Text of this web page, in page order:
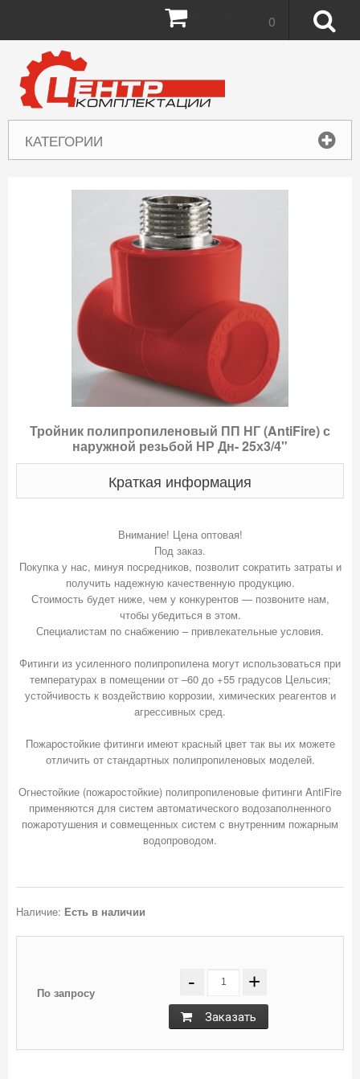
КАТЕГОРИИ
0
Тройник полипропиленовый ПП НГ (AntiFire) с
наружной резьбой НР Дн- 25х3/4"
Краткая информация
Внимание! Цена оптовая!
Под заказ.
Покупка у нас, минуя посредников, позволит сократить затраты и
получить надежную качественную продукцию.
Стоимость будет ниже, чем у конкурентов — позвоните нам,
чтобы убедиться в этом.
Специалистам по снабжению – привлекательные условия.
Фитинги из усиленного полипропилена могут использоваться при
температурах в помещении от –60 до +55 градусов Цельсия;
устойчивость к воздействию коррозии, химических реагентов и
агрессивных сред.
Пожаростойкие фитинги имеют красный цвет так вы их можете
отличить от стандартных полипропиленовых моделей.
Огнестойкие (пожаростойкие) полипропиленовые фитинги AntiFire
применяются для систем автоматического водозаполненного
пожаротушения и совмещенных систем с внутренним пожарным
водопроводом.
Наличие: Есть в наличии
По запросу - +
Заказать